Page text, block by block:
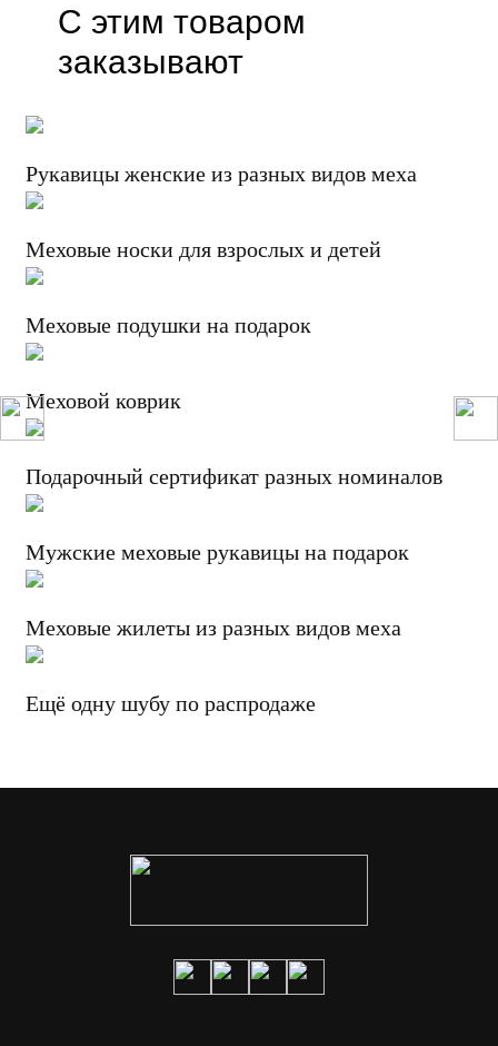
С этим товаром
заказывают
Рукавицы женские из разных видов меха
Меховые носки для взрослых и детей
Меховые подушки на подарок
Меховой коврик
Подарочный сертификат разных номиналов
Мужские меховые рукавицы на подарок
Меховые жилеты из разных видов меха
Ещё одну шубу по распродаже